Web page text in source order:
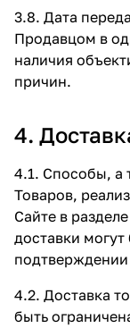
3.8. Дата
Продавцом в
наличия
причин.
4.
4.1. Способы, а
Товаров,
Сайте в разделе
доставки
подтверждении
4.2. Доставка
быть